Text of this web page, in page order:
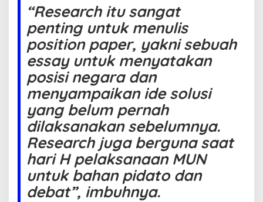
e
D
a
a
m
2
K
o
m
p
e
t
i
s
i
M
d
“Research itu sangat
penting untuk menulis
position paper, yakni sebuah
essay untuk menyatakan
posisi negara dan
menyampaikan ide solusi
yang belum pernah
dilaksanakan sebelumnya.
Research juga berguna saat
hari H pelaksanaan MUN
untuk bahan pidato dan
debat”, imbuhnya.